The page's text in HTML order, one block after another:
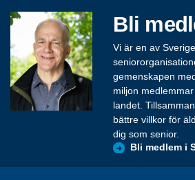
Bli
Vi är en av
gemenskapen
miljon
landet.
bättre villkor för
dig som senior.
Bli medlem i